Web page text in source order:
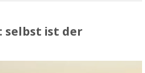
selbst ist der